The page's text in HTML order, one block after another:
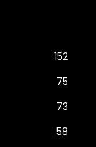
152
75
73
58